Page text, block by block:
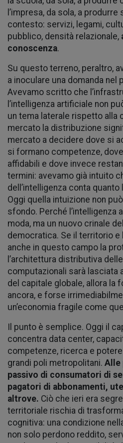
l’impresa, da sola, a produrre
contesto: servizi, legami,
pubblico, densità relazionale,
conoscenza.
Su questo terreno, peraltro,
a inoculare una domanda nel
Avevamo scritto che
l’intelligenza artificiale non
un tema laterale rispetto alla
mercato la distribuzione
mercato a decidere dove si
si formano competenze,
affidabili e dove invece
termini: avevamo già intuito
dell’intelligenza conta quanto
Oggi quella intuizione non
sfondo. Perché l’intelligenza
moda, ma un nuovo crinale
democratica. Se il territorio
anche in questo campo la
l’architettura distributiva
computazionali sarà lasciata
del capitale globale, allora la
ancora, e forse
un’economia fragile come
Il punto è semplice. Oggi il
concentra data center,
competenze, ricerca e
grandi poli metropolitani. Alle
passivo di consumatori di
pagatori di abbonamenti,
altrove. Ciò che ieri era
territoriale rischia di
cognitiva: una condizione
non solo perdono reddito,